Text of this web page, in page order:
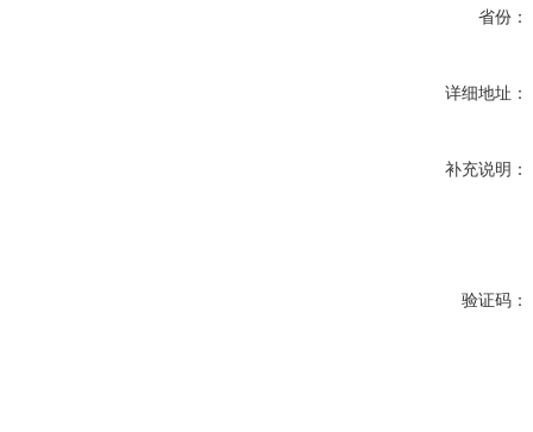
省份：
详细地址：
补充说明：
验证码：